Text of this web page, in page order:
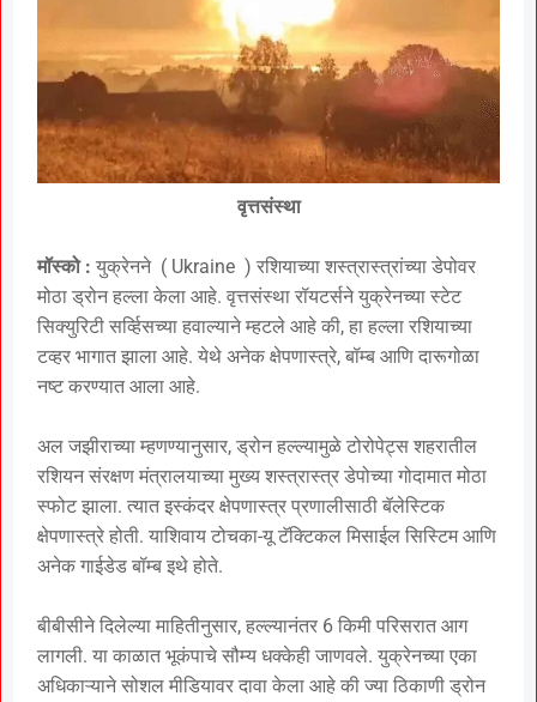
वृत्तसंस्था
मॉस्को : युक्रेनने ( Ukraine ) रशियाच्या शस्त्रास्त्रांच्या डेपोवर
मोठा ड्रोन हल्ला केला आहे. वृत्तसंस्था रॉयटर्सने युक्रेनच्या स्टेट
सिक्युरिटी सर्व्हिसच्या हवाल्याने म्हटले आहे की, हा हल्ला रशियाच्या
टव्हर भागात झाला आहे. येथे अनेक क्षेपणास्त्रे, बॉम्ब आणि दारूगोळा
नष्ट करण्यात आला आहे.
अल जझीराच्या म्हणण्यानुसार, ड्रोन हल्ल्यामुळे टोरोपेट्स शहरातील
रशियन संरक्षण मंत्रालयाच्या मुख्य शस्त्रास्त्र डेपोच्या गोदामात मोठा
स्फोट झाला. त्यात इस्कंदर क्षेपणास्त्र प्रणालीसाठी बॅलेस्टिक
क्षेपणास्त्रे होती. याशिवाय टोचका-यू टॅक्टिकल मिसाईल सिस्टिम आणि
अनेक गाईडेड बॉम्ब इथे होते.
बीबीसीने दिलेल्या माहितीनुसार, हल्ल्यानंतर 6 किमी परिसरात आग
लागली. या काळात भूकंपाचे सौम्य धक्केही जाणवले. युक्रेनच्या एका
अधिकाऱ्याने सोशल मीडियावर दावा केला आहे की ज्या ठिकाणी ड्रोन